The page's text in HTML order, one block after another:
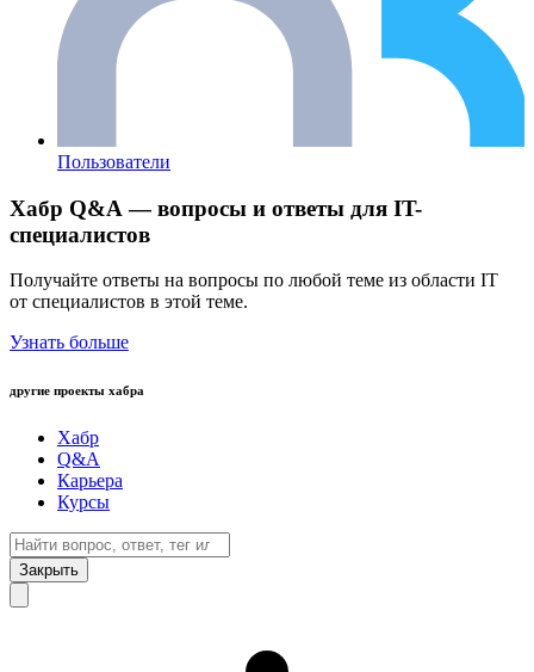
Пользователи
Хабр Q&A — вопросы и ответы для IT-
специалистов
Получайте ответы на вопросы по любой теме из области IT
от специалистов в этой теме.
Узнать больше
другие проекты хабра
Хабр
Q&A
Карьера
Курсы
Закрыть